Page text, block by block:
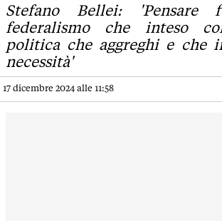
Stefano Bellei: 'Pensare
federalismo che inteso
politica che aggreghi e che
necessità'
17 dicembre 2024 alle 11:58